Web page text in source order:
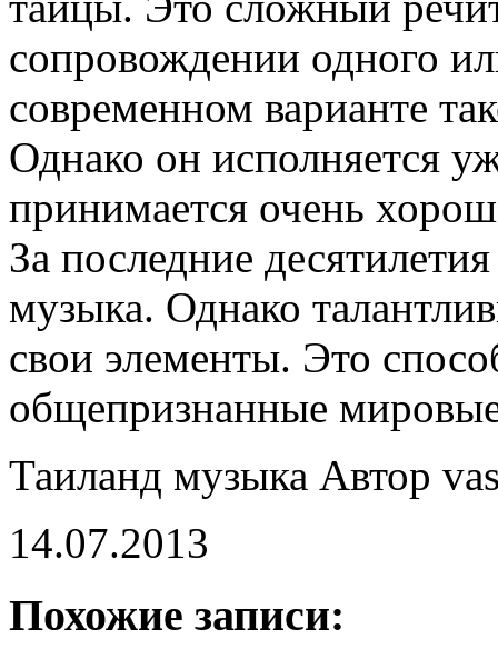
сопровождении одного
современном варианте
Однако он исполняется
принимается очень
За последние
музыка. Однако
свои элементы. Это
общепризнанные
Таиланд музыка Автор
14.07.2013
Похожие записи: